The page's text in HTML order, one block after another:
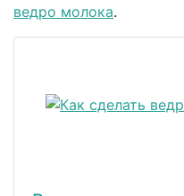
ведро молока.